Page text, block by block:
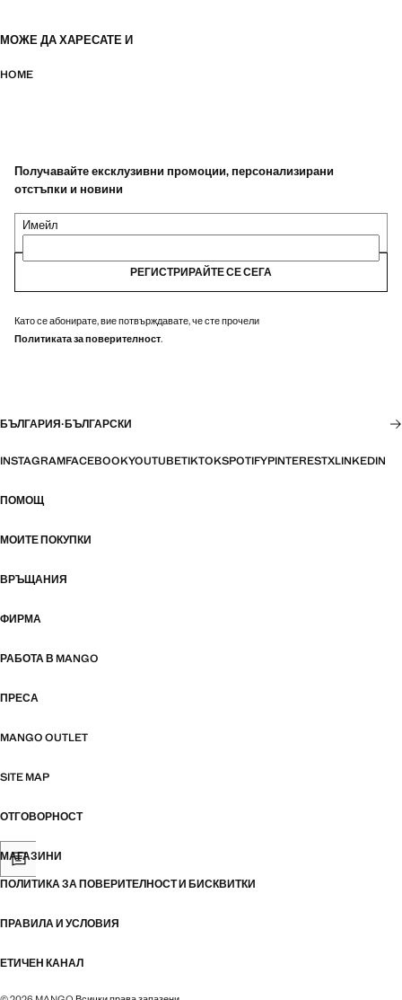
МОЖЕ ДА ХАРЕСАТЕ И
HOME
Получавайте ексклузивни промоции, персонализирани
отстъпки и новини
Имейл
РЕГИСТРИРАЙТЕ СЕ СЕГА
Като се абонирате, вие потвърждавате, че сте прочели
Политиката за поверителност.
БЪЛГАРИЯ·БЪЛГАРСКИ
INSTAGRAMFACEBOOKYOUTUBETIKTOKSPOTIFYPINTERESTXLINKEDIN
ПОМОЩ
МОИТЕ ПОКУПКИ
ВРЪЩАНИЯ
ФИРМА
РАБОТА В MANGO
ПРЕСА
MANGO OUTLET
SITE MAP
ОТГОВОРНОСТ
МАГАЗИНИ
ПОЛИТИКА ЗА ПОВЕРИТЕЛНОСТ И БИСКВИТКИ
ПРАВИЛА И УСЛОВИЯ
ЕТИЧЕН КАНАЛ